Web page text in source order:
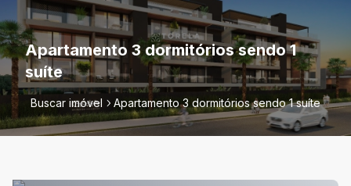
Apartamento 3 dormitórios sendo 1
suíte
Buscar imóvel Apartamento 3 dormitórios sendo 1 suíte